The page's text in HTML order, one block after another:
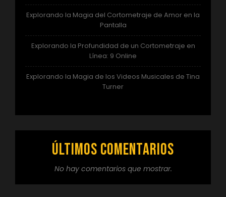
Explorando la Magia del Cortometraje de Amor en la
Pantalla
Explorando la Profundidad de un Cortometraje en
Línea: 9 Online
Explorando la Magia de los Videos Musicales de Tina
Turner
Últimos comentarios
No hay comentarios que mostrar.